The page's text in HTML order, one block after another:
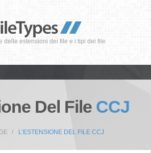
delle estensioni dei file e i tipi dei file
Del File CCJ
L’ESTENSIONE DEL FILE CCJ